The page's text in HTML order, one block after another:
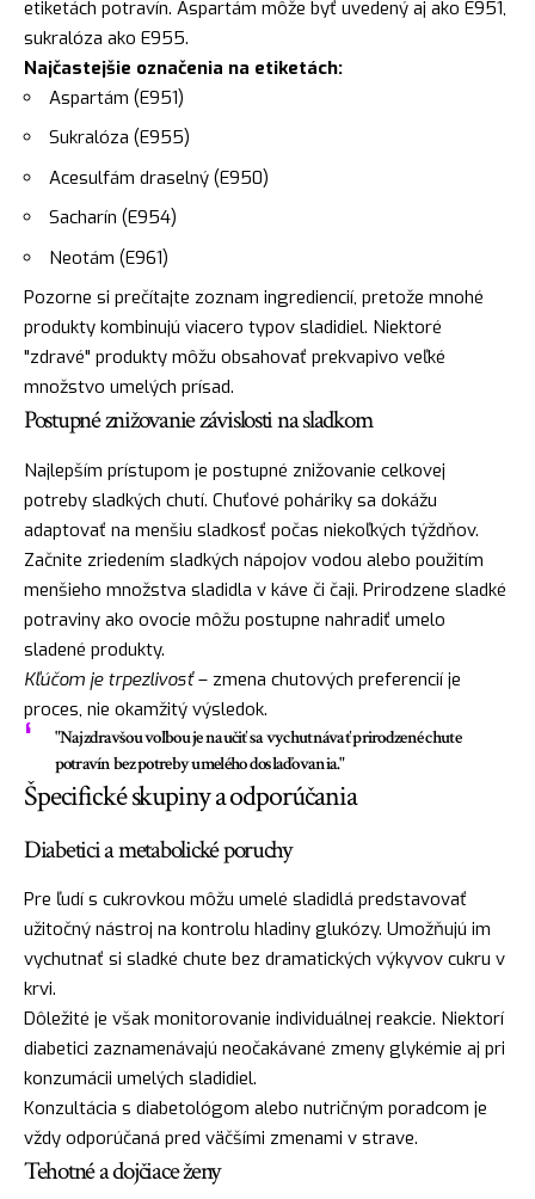
etiketách potravín. Aspartám môže byť uvedený aj ako E951,
sukralóza ako E955.
Najčastejšie označenia na etiketách:
Aspartám (E951)
Sukralóza (E955)
Acesulfám draselný (E950)
Sacharín (E954)
Neotám (E961)
Pozorne si prečítajte zoznam ingrediencií, pretože mnohé
produkty kombinujú viacero typov sladidiel. Niektoré
"zdravé" produkty môžu obsahovať prekvapivo veľké
množstvo umelých prísad.
Postupné znižovanie závislosti na sladkom
Najlepším prístupom je postupné znižovanie celkovej
potreby sladkých chutí. Chuťové poháriky sa dokážu
adaptovať na menšiu sladkosť počas niekoľkých týždňov.
Začnite zriedením sladkých nápojov vodou alebo použitím
menšieho množstva sladidla v káve či čaji. Prirodzene sladké
potraviny ako ovocie môžu postupne nahradiť umelo
sladené produkty.
Kľúčom je trpezlivosť– zmena chutových preferencií je
proces, nie okamžitý výsledok.
"Najzdravšou voľbou je naučiť sa vychutnávať prirodzené chute
potravín bez potreby umelého doslaďovania."
Špecifické skupiny a odporúčania
Diabetici a metabolické poruchy
Pre ľudí s cukrovkou môžu umelé sladidlá predstavovať
užitočný nástroj na kontrolu hladiny glukózy. Umožňujú im
vychutnať si sladké chute bez dramatických výkyvov cukru v
krvi.
Dôležité je však monitorovanie individuálnej reakcie. Niektorí
diabetici zaznamenávajú neočakávané zmeny glykémie aj pri
konzumácii umelých sladidiel.
Konzultácia s diabetológom alebo nutričným poradcom je
vždy odporúčaná pred väčšími zmenami v strave.
Tehotné a dojčiace ženy